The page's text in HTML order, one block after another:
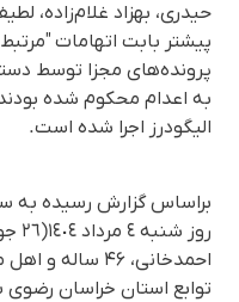
حیدری، بهزاد غلام‌زاده،
پیشتر بابت اتهامات
پرونده‌های مجزا توسط
به اعدام محکوم شده
الیگودرز اجرا شده است.
براساس گزارش رسیده به
احمدخانی، ۴۶
توابع استان خراسان رضوی